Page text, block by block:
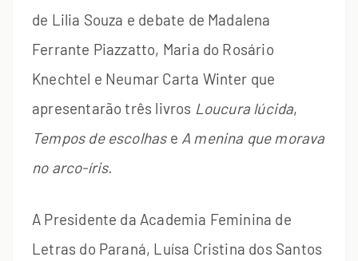
de Lilia Souza e debate de Madalena
Ferrante Piazzatto, Maria do Rosário
Knechtel e Neumar Carta Winter que
apresentarão três livros Loucura lúcida,
Tempos de escolhase A menina que morava
no arco-íris.
A Presidente da Academia Feminina de
Letras do Paraná, Luísa Cristina dos Santos